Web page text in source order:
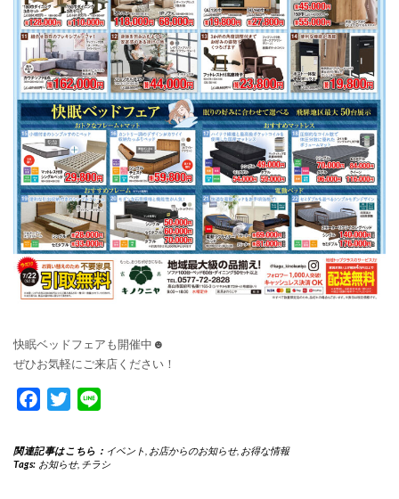
快眠ベッドフェアも開催中☻
ぜひお気軽にご来店ください！
Facebook
Twitter
関連記事はこちら： イベント お店からのお知らせ, お得な情報
Tags: お知らせ, チラシ